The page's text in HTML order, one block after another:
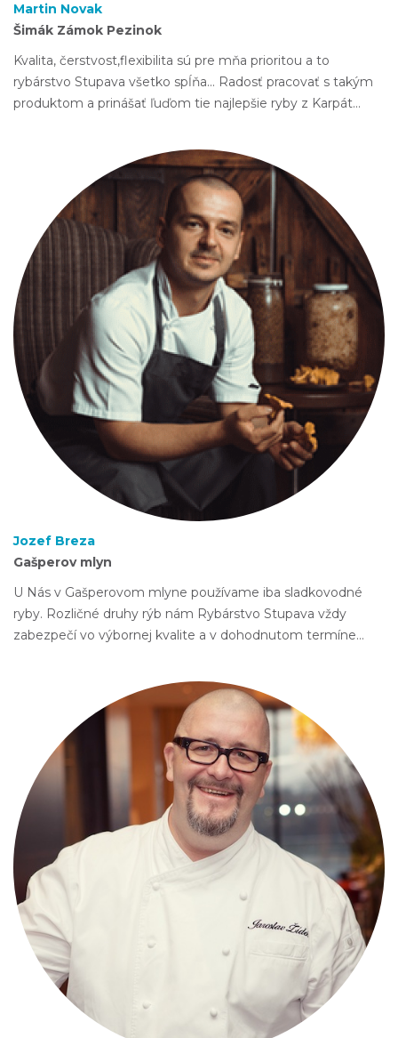
Martin Novak
Šimák Zámok Pezinok
Kvalita, čerstvost,flexibilita sú pre mňa prioritou a to
rybárstvo Stupava všetko spĺňa... Radosť pracovať s takým
produktom a prinášať ľuďom tie najlepšie ryby z Karpát...
Jozef Breza
Gašperov mlyn
U Nás v Gašperovom mlyne používame iba sladkovodné
ryby. Rozličné druhy rýb nám Rybárstvo Stupava vždy
zabezpečí vo výbornej kvalite a v dohodnutom termíne…